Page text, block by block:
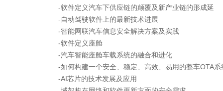
-软件定义汽车下供应链的颠覆及新产业链的形成延
-自动驾驶软件上的最新技术进展
-智能网联汽车信息安全解决方案及实践
-软件定义座舱
-汽车智能座舱车载系统的融合和进化
-如何构建一个安全、稳定、高效、易用的整车OTA系
-AI芯片的技术发展及应用